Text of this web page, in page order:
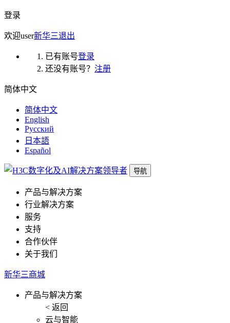
登录
欢迎user新华三退出
已有账号登录
还没有账号？ 注册
简体中文
简体中文
English
Русский
日本語
Español
导航
产品与解决方案
行业解决方案
服务
支持
合作伙伴
关于我们
新华三商城
产品与解决方案
< 返回
云与智能